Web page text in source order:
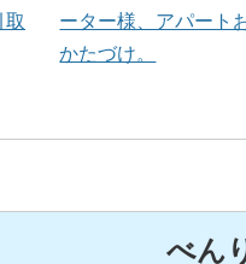
取
ーター様、アパート
かたづけ。
べん